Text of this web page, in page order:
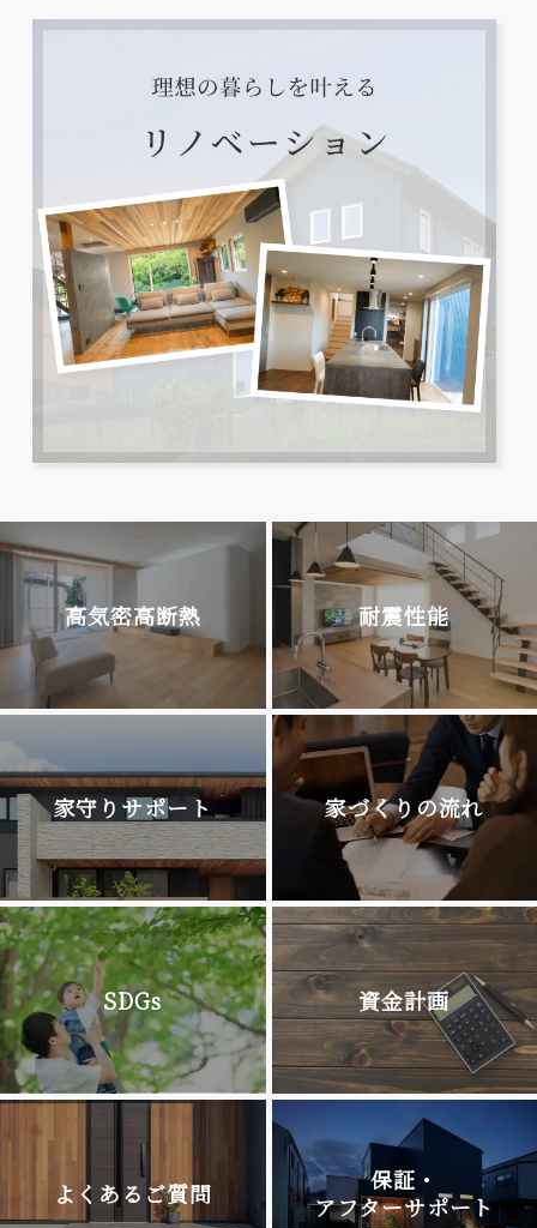
高気密高断熱 耐震性能
家守りサポート 家づくりの流れ
SDGs 資金計画
よくあるご質問
保証・
アフターサポート